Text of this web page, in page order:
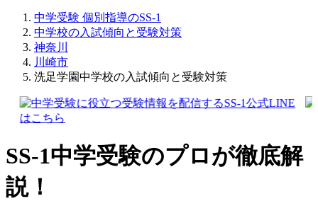
中学受験 個別指導のSS-1
中学校の入試傾向と受験対策
神奈川
川崎市
洗足学園中学校の入試傾向と受験対策
SS-1中学受験のプロが徹底解
説！